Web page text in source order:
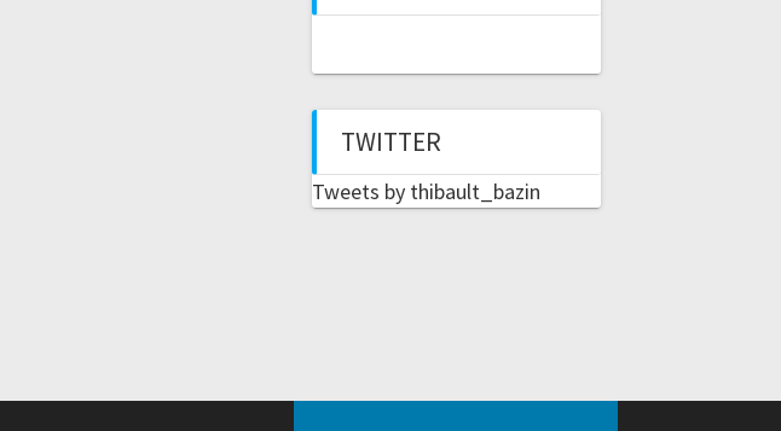
TWITTER
Tweets by thibault_bazin